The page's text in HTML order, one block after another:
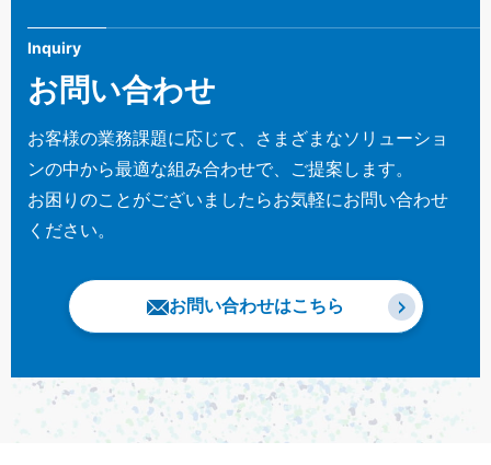
Inquiry
お問い合わせ
お客様の業務課題に応じて、さまざまなソリューショ
ンの中から最適な組み合わせで、ご提案します。
お困りのことがございましたらお気軽にお問い合わせ
ください。
お問い合わせはこちら